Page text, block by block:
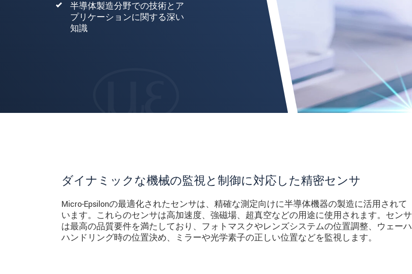
半導体製造分野での技術とア
プリケーションに関する深い
知識
ダイナミックな機械の監視と制御に対応した精密センサ
Micro-Epsilonの最適化されたセンサは、精確な測定向けに半導体機器の製造に活用されて
います。これらのセンサは高加速度、強磁場、超真空などの用途に使用されます。センサ
は最高の品質要件を満たしており、フォトマスクやレンズシステムの位置調整、ウェーハ
ハンドリング時の位置決め、ミラーや光学素子の正しい位置などを監視します。